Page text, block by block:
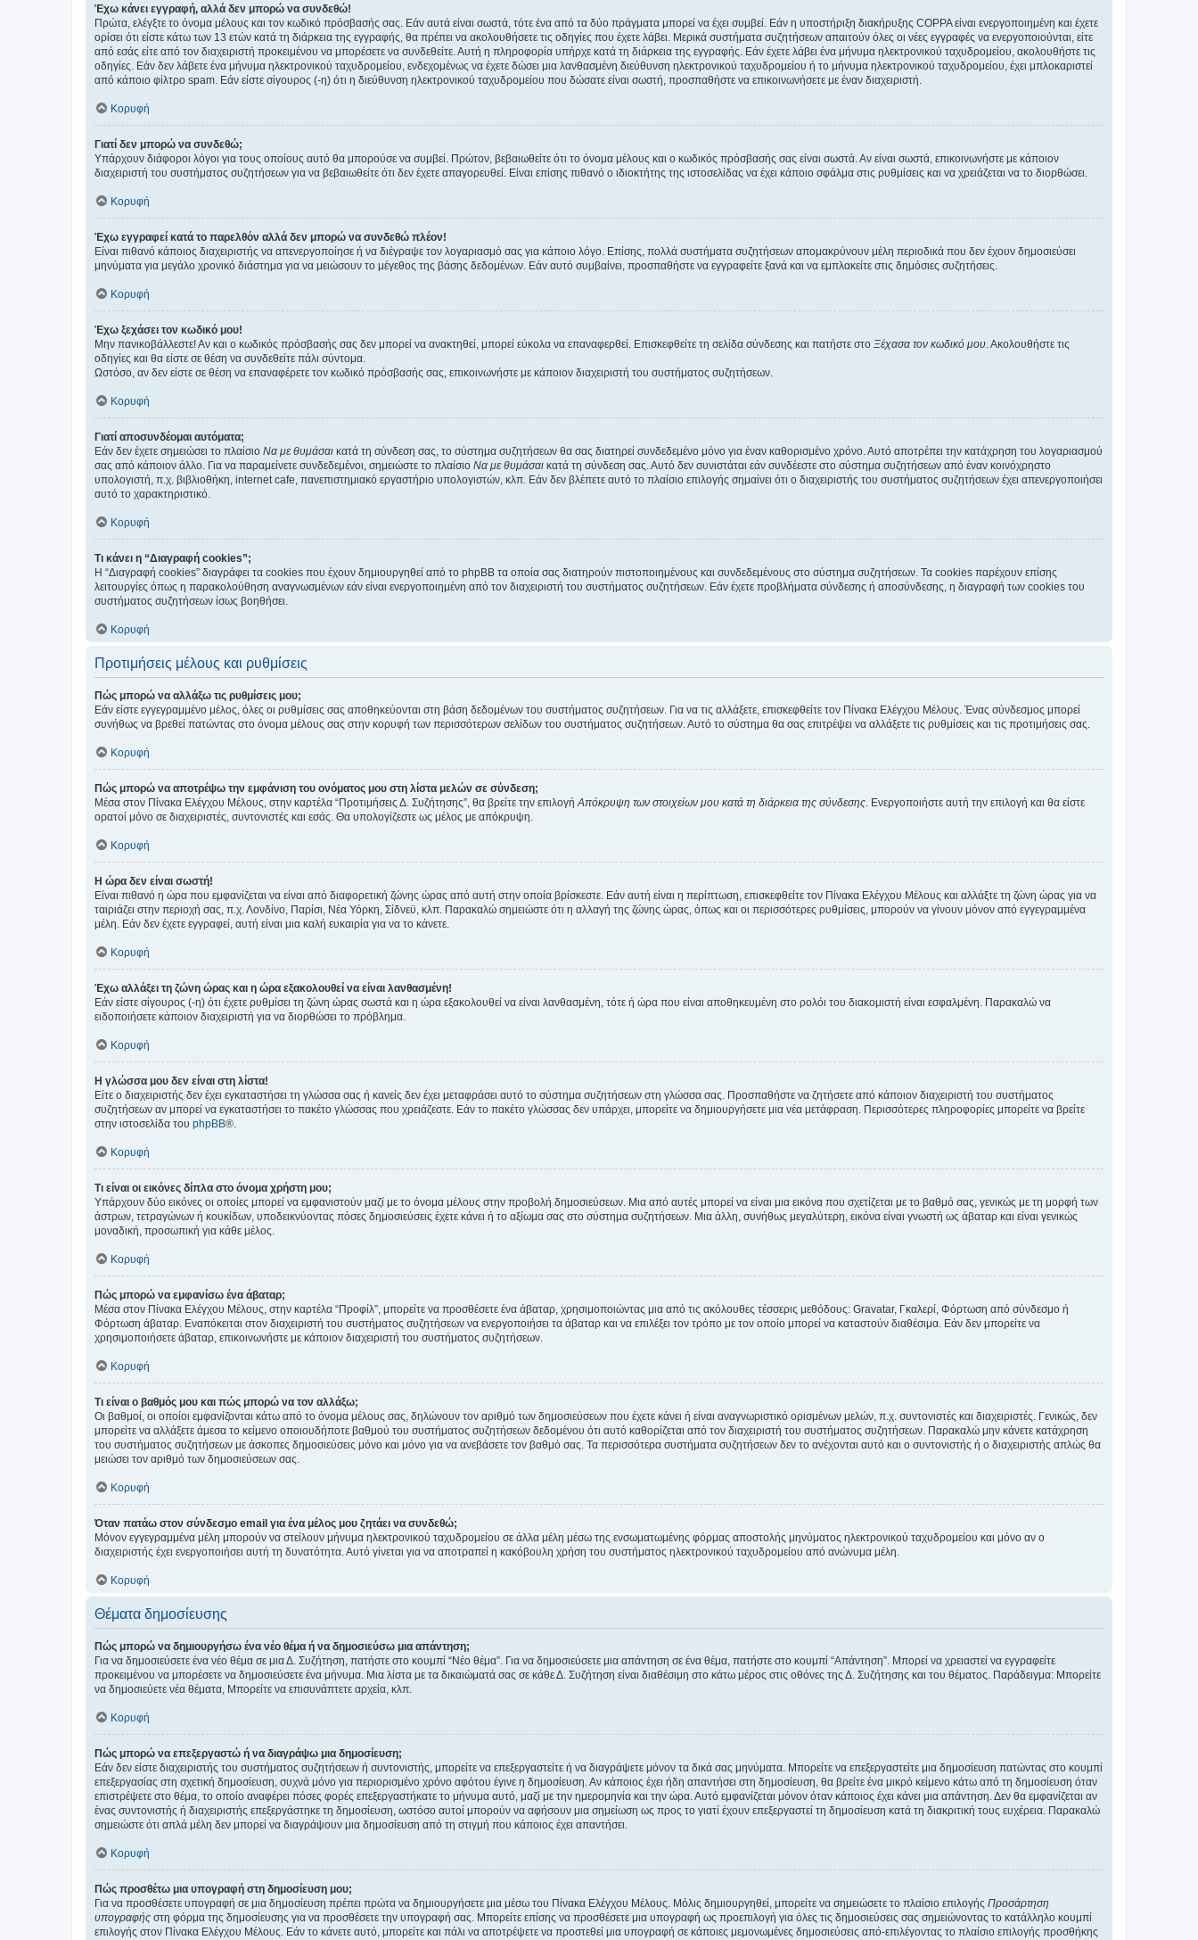
Έχω κάνει εγγραφή, αλλά δεν μπορώ να συνδεθώ!
Πρώτα, ελέγξτε το όνομα μέλους και τον κωδικό πρόσβασής σας. Εάν αυτά είναι σωστά, τότε ένα από τα δύο πράγματα μπορεί να έχει συμβεί. Εάν η υποστήριξη διακήρυξης COPPA είναι ενεργοποιημένη και έχετε
ορίσει ότι είστε κάτω των 13 ετών κατά τη διάρκεια της εγγραφής, θα πρέπει να ακολουθήσετε τις οδηγίες που έχετε λάβει. Μερικά συστήματα συζητήσεων απαιτούν όλες οι νέες εγγραφές να ενεργοποιούνται, είτε
από εσάς είτε από τον διαχειριστή προκειμένου να μπορέσετε να συνδεθείτε. Αυτή η πληροφορία υπήρχε κατά τη διάρκεια της εγγραφής. Εάν έχετε λάβει ένα μήνυμα ηλεκτρονικού ταχυδρομείου, ακολουθήστε τις
οδηγίες. Εάν δεν λάβετε ένα μήνυμα ηλεκτρονικού ταχυδρομείου, ενδεχομένως να έχετε δώσει μια λανθασμένη διεύθυνση ηλεκτρονικού ταχυδρομείου ή το μήνυμα ηλεκτρονικού ταχυδρομείου, έχει μπλοκαριστεί
από κάποιο φίλτρο spam. Εάν είστε σίγουρος (-η) ότι η διεύθυνση ηλεκτρονικού ταχυδρομείου που δώσατε είναι σωστή, προσπαθήστε να επικοινωνήσετε με έναν διαχειριστή.
Κορυφή
Γιατί δεν μπορώ να συνδεθώ;
Υπάρχουν διάφοροι λόγοι για τους οποίους αυτό θα μπορούσε να συμβεί. Πρώτον, βεβαιωθείτε ότι το όνομα μέλους και ο κωδικός πρόσβασής σας είναι σωστά. Αν είναι σωστά, επικοινωνήστε με κάποιον
διαχειριστή του συστήματος συζητήσεων για να βεβαιωθείτε ότι δεν έχετε απαγορευθεί. Είναι επίσης πιθανό ο ιδιοκτήτης της ιστοσελίδας να έχει κάποιο σφάλμα στις ρυθμίσεις και να χρειάζεται να το διορθώσει.
Κορυφή
Έχω εγγραφεί κατά το παρελθόν αλλά δεν μπορώ να συνδεθώ πλέον!
Είναι πιθανό κάποιος διαχειριστής να απενεργοποίησε ή να διέγραψε τον λογαριασμό σας για κάποιο λόγο. Επίσης, πολλά συστήματα συζητήσεων απομακρύνουν μέλη περιοδικά που δεν έχουν δημοσιεύσει
μηνύματα για μεγάλο χρονικό διάστημα για να μειώσουν το μέγεθος της βάσης δεδομένων. Εάν αυτό συμβαίνει, προσπαθήστε να εγγραφείτε ξανά και να εμπλακείτε στις δημόσιες συζητήσεις.
Κορυφή
Έχω ξεχάσει τον κωδικό μου!
Μην πανικοβάλλεστε! Αν και ο κωδικός πρόσβασής σας δεν μπορεί να ανακτηθεί, μπορεί εύκολα να επαναφερθεί. Επισκεφθείτε τη σελίδα σύνδεσης και πατήστε στο Ξέχασα τον κωδικό μου. Ακολουθήστε τις
οδηγίες και θα είστε σε θέση να συνδεθείτε πάλι σύντομα.
Ωστόσο, αν δεν είστε σε θέση να επαναφέρετε τον κωδικό πρόσβασής σας, επικοινωνήστε με κάποιον διαχειριστή του συστήματος συζητήσεων.
Κορυφή
Γιατί αποσυνδέομαι αυτόματα;
Εάν δεν έχετε σημειώσει το πλαίσιο Να με θυμάσαι κατά τη σύνδεση σας, το σύστημα συζητήσεων θα σας διατηρεί συνδεδεμένο μόνο για έναν καθορισμένο χρόνο. Αυτό αποτρέπει την κατάχρηση του λογαριασμού
σας από κάποιον άλλο. Για να παραμείνετε συνδεδεμένοι, σημειώστε το πλαίσιο Να με θυμάσαι κατά τη σύνδεση σας. Αυτό δεν συνιστάται εάν συνδέεστε στο σύστημα συζητήσεων από έναν κοινόχρηστο
υπολογιστή, π.χ. βιβλιοθήκη, internet cafe, πανεπιστημιακό εργαστήριο υπολογιστών, κλπ. Εάν δεν βλέπετε αυτό το πλαίσιο επιλογής σημαίνει ότι ο διαχειριστής του συστήματος συζητήσεων έχει απενεργοποιήσει
αυτό το χαρακτηριστικό.
Κορυφή
Τι κάνει η “Διαγραφή cookies”;
Η “Διαγραφή cookies” διαγράφει τα cookies που έχουν δημιουργηθεί από το phpBB τα οποία σας διατηρούν πιστοποιημένους και συνδεδεμένους στο σύστημα συζητήσεων. Τα cookies παρέχουν επίσης
λειτουργίες όπως η παρακολούθηση αναγνωσμένων εάν είναι ενεργοποιημένη από τον διαχειριστή του συστήματος συζητήσεων. Εάν έχετε προβλήματα σύνδεσης ή αποσύνδεσης, η διαγραφή των cookies του
συστήματος συζητήσεων ίσως βοηθήσει.
Κορυφή
Προτιμήσεις μέλους και ρυθμίσεις
Πώς μπορώ να αλλάξω τις ρυθμίσεις μου;
Εάν είστε εγγεγραμμένο μέλος, όλες οι ρυθμίσεις σας αποθηκεύονται στη βάση δεδομένων του συστήματος συζητήσεων. Για να τις αλλάξετε, επισκεφθείτε τον Πίνακα Ελέγχου Μέλους. Ένας σύνδεσμος μπορεί
συνήθως να βρεθεί πατώντας στο όνομα μέλους σας στην κορυφή των περισσότερων σελίδων του συστήματος συζητήσεων. Αυτό το σύστημα θα σας επιτρέψει να αλλάξετε τις ρυθμίσεις και τις προτιμήσεις σας.
Κορυφή
Πώς μπορώ να αποτρέψω την εμφάνιση του ονόματος μου στη λίστα μελών σε σύνδεση;
Μέσα στον Πίνακα Ελέγχου Μέλους, στην καρτέλα “Προτιμήσεις Δ. Συζήτησης”, θα βρείτε την επιλογήΑπόκρυψη των στοιχείων μου κατά τη διάρκεια της σύνδεσης. Ενεργοποιήστε αυτή την επιλογή και θα είστε
ορατοί μόνο σε διαχειριστές, συντονιστές και εσάς. Θα υπολογίζεστε ως μέλος με απόκρυψη.
Κορυφή
Η ώρα δεν είναι σωστή!
Είναι πιθανό η ώρα που εμφανίζεται να είναι από διαφορετική ζώνης ώρας από αυτή στην οποία βρίσκεστε. Εάν αυτή είναι η περίπτωση, επισκεφθείτε τον Πίνακα Ελέγχου Μέλους και αλλάξτε τη ζώνη ώρας για να
ταιριάζει στην περιοχή σας, π.χ. Λονδίνο, Παρίσι, Νέα Υόρκη, Σίδνεϋ, κλπ. Παρακαλώ σημειώστε ότι η αλλαγή της ζώνης ώρας, όπως και οι περισσότερες ρυθμίσεις, μπορούν να γίνουν μόνον από εγγεγραμμένα
μέλη. Εάν δεν έχετε εγγραφεί, αυτή είναι μια καλή ευκαιρία για να το κάνετε.
Κορυφή
Έχω αλλάξει τη ζώνη ώρας και η ώρα εξακολουθεί να είναι λανθασμένη!
Εάν είστε σίγουρος (-η) ότι έχετε ρυθμίσει τη ζώνη ώρας σωστά και η ώρα εξακολουθεί να είναι λανθασμένη, τότε ή ώρα που είναι αποθηκευμένη στο ρολόι του διακομιστή είναι εσφαλμένη. Παρακαλώ να
ειδοποιήσετε κάποιον διαχειριστή για να διορθώσει το πρόβλημα.
Κορυφή
Η γλώσσα μου δεν είναι στη λίστα!
Είτε ο διαχειριστής δεν έχει εγκαταστήσει τη γλώσσα σας ή κανείς δεν έχει μεταφράσει αυτό το σύστημα συζητήσεων στη γλώσσα σας. Προσπαθήστε να ζητήσετε από κάποιον διαχειριστή του συστήματος
συζητήσεων αν μπορεί να εγκαταστήσει το πακέτο γλώσσας που χρειάζεστε. Εάν το πακέτο γλώσσας δεν υπάρχει, μπορείτε να δημιουργήσετε μια νέα μετάφραση. Περισσότερες πληροφορίες μπορείτε να βρείτε
στην ιστοσελίδα του phpBB®.
Κορυφή
Τι είναι οι εικόνες δίπλα στο όνομα χρήστη μου;
Υπάρχουν δύο εικόνες οι οποίες μπορεί να εμφανιστούν μαζί με το όνομα μέλους στην προβολή δημοσιεύσεων. Μια από αυτές μπορεί να είναι μια εικόνα που σχετίζεται με το βαθμό σας, γενικώς με τη μορφή των
άστρων, τετραγώνων ή κουκίδων, υποδεικνύοντας πόσες δημοσιεύσεις έχετε κάνει ή το αξίωμα σας στο σύστημα συζητήσεων. Μια άλλη, συνήθως μεγαλύτερη, εικόνα είναι γνωστή ως άβαταρ και είναι γενικώς
μοναδική, προσωπική για κάθε μέλος.
Κορυφή
Πώς μπορώ να εμφανίσω ένα άβαταρ;
Μέσα στον Πίνακα Ελέγχου Μέλους, στην καρτέλα “Προφίλ”, μπορείτε να προσθέσετε ένα άβαταρ, χρησιμοποιώντας μια από τις ακόλουθες τέσσερις μεθόδους: Gravatar, Γκαλερί, Φόρτωση από σύνδεσμο ή
Φόρτωση άβαταρ. Εναπόκειται στον διαχειριστή του συστήματος συζητήσεων να ενεργοποιήσει τα άβαταρ και να επιλέξει τον τρόπο με τον οποίο μπορεί να καταστούν διαθέσιμα. Εάν δεν μπορείτε να
χρησιμοποιήσετε άβαταρ, επικοινωνήστε με κάποιον διαχειριστή του συστήματος συζητήσεων.
Κορυφή
Τι είναι ο βαθμός μου και πώς μπορώ να τον αλλάξω;
Οι βαθμοί, οι οποίοι εμφανίζονται κάτω από το όνομα μέλους σας, δηλώνουν τον αριθμό των δημοσιεύσεων που έχετε κάνει ή είναι αναγνωριστικό ορισμένων μελών, π.χ. συντονιστές και διαχειριστές. Γενικώς, δεν
μπορείτε να αλλάξετε άμεσα το κείμενο οποιουδήποτε βαθμού του συστήματος συζητήσεων δεδομένου ότι αυτό καθορίζεται από τον διαχειριστή του συστήματος συζητήσεων. Παρακαλώ μην κάνετε κατάχρηση
του συστήματος συζητήσεων με άσκοπες δημοσιεύσεις μόνο και μόνο για να ανεβάσετε τον βαθμό σας. Τα περισσότερα συστήματα συζητήσεων δεν το ανέχονται αυτό και ο συντονιστής ή ο διαχειριστής απλώς θα
μειώσει τον αριθμό των δημοσιεύσεων σας.
Κορυφή
Όταν πατάω στον σύνδεσμο email για ένα μέλος μου ζητάει να συνδεθώ;
Μόνον εγγεγραμμένα μέλη μπορούν να στείλουν μήνυμα ηλεκτρονικού ταχυδρομείου σε άλλα μέλη μέσω της ενσωματωμένης φόρμας αποστολής μηνύματος ηλεκτρονικού ταχυδρομείου και μόνο αν ο
διαχειριστής έχει ενεργοποιήσει αυτή τη δυνατότητα. Αυτό γίνεται για να αποτραπεί η κακόβουλη χρήση του συστήματος ηλεκτρονικού ταχυδρομείου από ανώνυμα μέλη.
Κορυφή
Θέματα δημοσίευσης
Πώς μπορώ να δημιουργήσω ένα νέο θέμα ή να δημοσιεύσω μια απάντηση;
Για να δημοσιεύσετε ένα νέο θέμα σε μια Δ. Συζήτηση, πατήστε στο κουμπί “Νέο θέμα”. Για να δημοσιεύσετε μια απάντηση σε ένα θέμα, πατήστε στο κουμπί “Απάντηση”. Μπορεί να χρειαστεί να εγγραφείτε
προκειμένου να μπορέσετε να δημοσιεύσετε ένα μήνυμα. Μια λίστα με τα δικαιώματά σας σε κάθε Δ. Συζήτηση είναι διαθέσιμη στο κάτω μέρος στις οθόνες της Δ. Συζήτησης και του θέματος. Παράδειγμα: Μπορείτε
να δημοσιεύετε νέα θέματα, Μπορείτε να επισυνάπτετε αρχεία, κλπ.
Κορυφή
Πώς μπορώ να επεξεργαστώ ή να διαγράψω μια δημοσίευση;
Εάν δεν είστε διαχειριστής του συστήματος συζητήσεων ή συντονιστής, μπορείτε να επεξεργαστείτε ή να διαγράψετε μόνον τα δικά σας μηνύματα. Μπορείτε να επεξεργαστείτε μια δημοσίευση πατώντας στο κουμπί
επεξεργασίας στη σχετική δημοσίευση, συχνά μόνο για περιορισμένο χρόνο αφότου έγινε η δημοσίευση. Αν κάποιος έχει ήδη απαντήσει στη δημοσίευση, θα βρείτε ένα μικρό κείμενο κάτω από τη δημοσίευση όταν
επιστρέψετε στο θέμα, το οποίο αναφέρει πόσες φορές επεξεργαστήκατε το μήνυμα αυτό, μαζί με την ημερομηνία και την ώρα. Αυτό εμφανίζεται μόνον όταν κάποιος έχει κάνει μια απάντηση. Δεν θα εμφανίζεται αν
ένας συντονιστής ή διαχειριστής επεξεργάστηκε τη δημοσίευση, ωστόσο αυτοί μπορούν να αφήσουν μια σημείωση ως προς το γιατί έχουν επεξεργαστεί τη δημοσίευση κατά τη διακριτική τους ευχέρεια. Παρακαλώ
σημειώστε ότι απλά μέλη δεν μπορεί να διαγράψουν μια δημοσίευση από τη στιγμή που κάποιος έχει απαντήσει.
Κορυφή
Πώς προσθέτω μια υπογραφή στη δημοσίευση μου;
Για να προσθέσετε υπογραφή σε μια δημοσίευση πρέπει πρώτα να δημιουργήσετε μια μέσω του Πίνακα Ελέγχου Μέλους. Μόλις δημιουργηθεί, μπορείτε να σημειώσετε το πλαίσιο επιλογής Προσάρτηση
υπογραφής στη φόρμα της δημοσίευσης για να προσθέσετε την υπογραφή σας. Μπορείτε επίσης να προσθέσετε μια υπογραφή ως προεπιλογή για όλες τις δημοσιεύσεις σας σημειώνοντας το κατάλληλο κουμπί
επιλογής στον Πίνακα Ελέγχου Μέλους. Εάν το κάνετε αυτό, μπορείτε και πάλι να αποτρέψετε να προστεθεί μια υπογραφή σε κάποιες μεμονωμένες δημοσιεύσεις από-επιλέγοντας το πλαίσιο επιλογής προσθήκης